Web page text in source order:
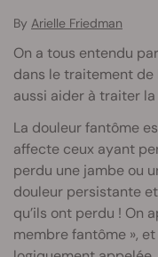
By Arielle Friedman
On a tous entendu
dans le traitement
aussi aider à traiter
La douleur fantôme
affecte ceux ayant
perdu une jambe ou
douleur persistante
qu’ils ont perdu ! On
membre fantôme »,